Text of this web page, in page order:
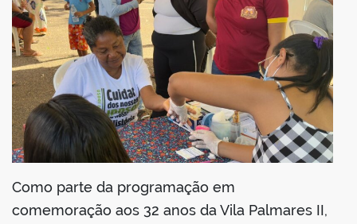
Como parte da programação em
comemoração aos 32 anos da Vila Palmares II,